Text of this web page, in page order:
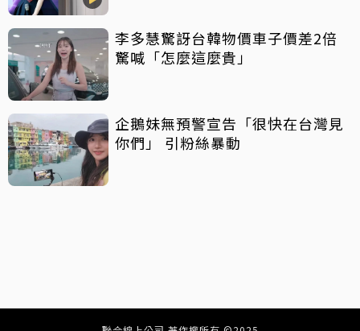
李多慧驚訝台韓物價車子價差2倍
驚喊「怎麼這麼貴」
企鵝妹無預警宣告「很快在台灣見
你們」 引粉絲暴動